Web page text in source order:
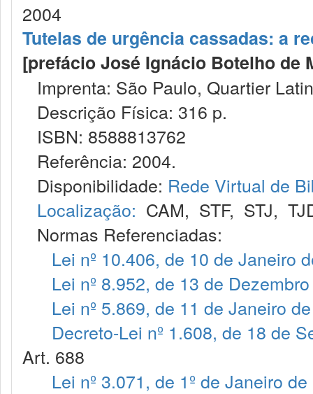
2004
Tutelas de urgência cassadas: a
[prefácio José Ignácio Botelho de
Imprenta: São Paulo, Quartier
Descrição Física: 316 p.
ISBN: 8588813762
Referência: 2004.
Disponibilidade: Rede Virtual de
Localização: CAM, STF, STJ,
Normas Referenciadas:
Lei nº 10.406, de 10 de Janeiro
Lei nº 8.952, de 13 de
Lei nº 5.869, de 11 de Janeiro
Decreto-Lei nº 1.608, de 18 de
Art. 688
Lei nº 3.071, de 1º de Janeiro